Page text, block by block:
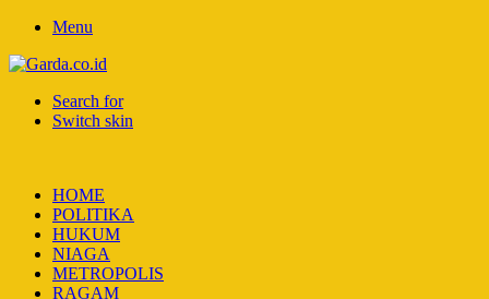
Menu
Search for
Switch skin
HOME
POLITIKA
HUKUM
NIAGA
METROPOLIS
RAGAM